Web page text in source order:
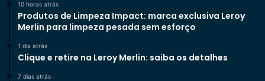
10 horas atrás
Produtos de Limpeza Impact: marca exclusiva Leroy
Merlin para limpeza pesada sem esforço
1 dia atrás
Clique e retire na Leroy Merlin: saiba os detalhes
7 dias atrás